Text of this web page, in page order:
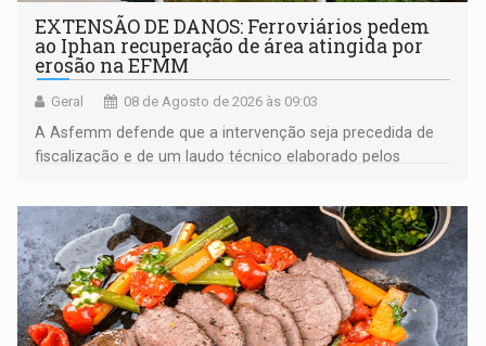
EXTENSÃO DE DANOS: Ferroviários pedem
ao Iphan recuperação de área atingida por
erosão na EFMM
Geral 08 de Agosto de 2026 às 09:03
A Asfemm defende que a intervenção seja precedida de
fiscalização e de um laudo técnico elaborado pelos